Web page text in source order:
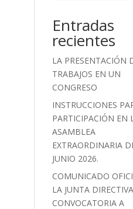
Entradas
recientes
LA PRESENTACIÓN
TRABAJOS EN UN
CONGRESO
INSTRUCCIONES
PARTICIPACIÓN EN
ASAMBLEA
EXTRAORDINARIA
JUNIO 2026.
COMUNICADO
LA JUNTA
CONVOCATORIA A